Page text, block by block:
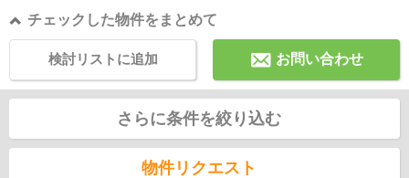
チェックした物件をまとめて
お問い合わせ
検討リストに追加
さらに条件を絞り込む
物件リクエスト